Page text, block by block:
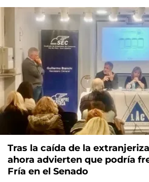
Tras la caída de la
ahora advierten que podría
Fría en el Senado